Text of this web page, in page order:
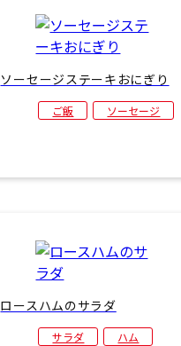
ソーセージステーキおにぎり
ご飯 ソーセージ
ロースハムのサラダ
サラダ ハム